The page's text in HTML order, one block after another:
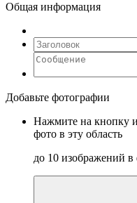
Общая информация
Добавьте фотографии
Нажмите на кнопку
фото в эту область
до 10 изображений